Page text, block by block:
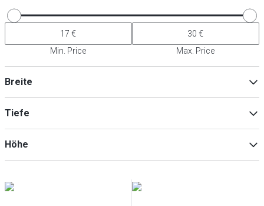
Min. Price Max. Price
Breite
Tiefe
Höhe